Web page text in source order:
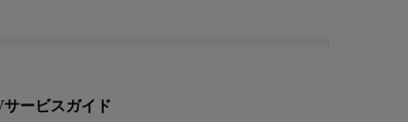
ービスガイド